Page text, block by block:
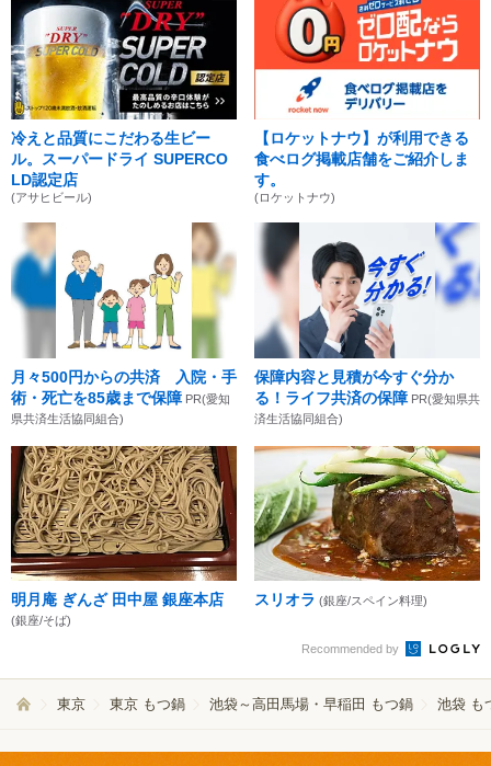
冷えと品質にこだわる生ビー
ル。スーパードライ SUPERCO
LD認定店
(アサヒビール)
【ロケットナウ】が利用できる
食べログ掲載店舗をご紹介しま
す。
(ロケットナウ)
月々500円からの共済 入院・手
術・死亡を85歳まで保障 PR(愛知
県共済生活協同組合)
保障内容と見積が今すぐ分か
る！ライフ共済の保障 PR(愛知県共
済生活協同組合)
明月庵 ぎんざ 田中屋 銀座本店
(銀座/そば)
スリオラ (銀座/スペイン料理)
Recommended by
東京 東京 もつ鍋 池袋～高田馬場・早稲田 もつ鍋 池袋 も